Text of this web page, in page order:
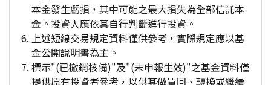
本金發生虧損，其中可能之最大損失為全部信託本
金。投資人應依其自行判斷進行投資。
上述短線交易規定資料僅供參考，實際規定應以基
金公開說明書為主。
標示"(已撤銷核備)"及"(未申報生效)"之基金資料僅
提供原有投資者參考，以供其做買回、轉換或繼續